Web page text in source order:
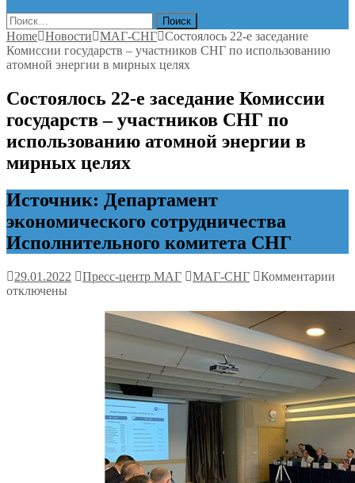
Найти:
Home Новости МАГ-СНГ Состоялось 22-е заседание
Комиссии государств – участников СНГ по использованию
атомной энергии в мирных целях
Состоялось 22-е заседание Комиссии
государств – участников СНГ по
использованию атомной энергии в
мирных целях
Источник: Департамент
экономического сотрудничества
Исполнительного комитета СНГ
29.01.2022 Пресс-центр МАГ МАГ-СНГ Комментарии
е
–
отключены